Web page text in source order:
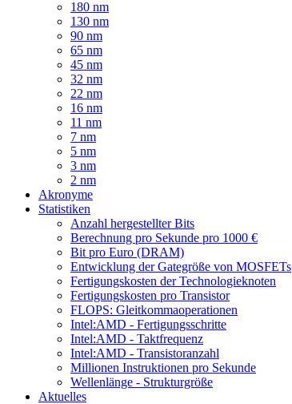
180 nm
130 nm
90 nm
65 nm
45 nm
32 nm
22 nm
16 nm
11 nm
7 nm
5 nm
3 nm
2 nm
Akronyme
Statistiken
Anzahl hergestellter Bits
Berechnung pro Sekunde pro 1000 €
Bit pro Euro (DRAM)
Entwicklung der Gategröße von MOSFETs
Fertigungskosten der Technologieknoten
Fertigungskosten pro Transistor
FLOPS: Gleitkommaoperationen
Intel:AMD - Fertigungsschritte
Intel:AMD - Taktfrequenz
Intel:AMD - Transistoranzahl
Millionen Instruktionen pro Sekunde
Wellenlänge - Strukturgröße
Aktuelles